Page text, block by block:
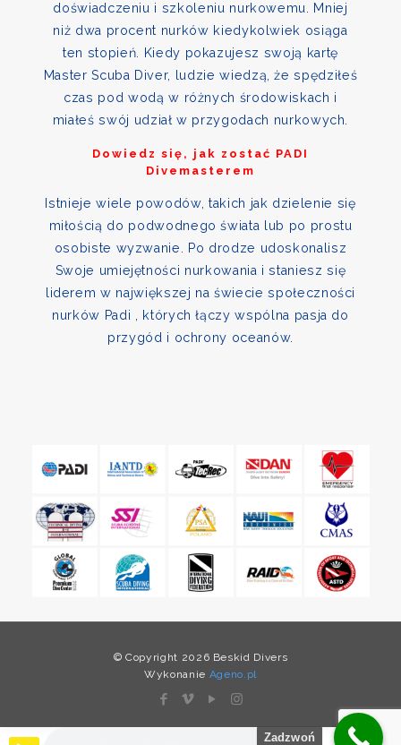
doświadczeniu i szkoleniu nurkowemu. Mniej
niż dwa procent nurków kiedykolwiek osiąga
ten stopień. Kiedy pokazujesz swoją kartę
Master Scuba Diver, ludzie wiedzą, że spędziłeś
czas pod wodą w różnych środowiskach i
miałeś swój udział w przygodach nurkowych.
Dowiedz się, jak zostać PADI
Divemasterem
Istnieje wiele powodów, takich jak dzielenie się
miłością do podwodnego świata lub po prostu
osobiste wyzwanie. Po drodze udoskonalisz
Swoje umiejętności nurkowania i staniesz się
liderem w największej na świecie społeczności
nurków Padi , których łączy wspólna pasja do
przygód i ochrony oceanów.
© Copyright 2026 Beskid Divers
Wykonanie Ageno.pl
Zadzwoń